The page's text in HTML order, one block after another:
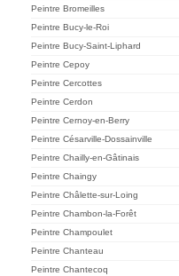
Peintre Bromeilles
Peintre Bucy-le-Roi
Peintre Bucy-Saint-Liphard
Peintre Cepoy
Peintre Cercottes
Peintre Cerdon
Peintre Cernoy-en-Berry
Peintre Césarville-Dossainville
Peintre Chailly-en-Gâtinais
Peintre Chaingy
Peintre Châlette-sur-Loing
Peintre Chambon-la-Forêt
Peintre Champoulet
Peintre Chanteau
Peintre Chantecoq